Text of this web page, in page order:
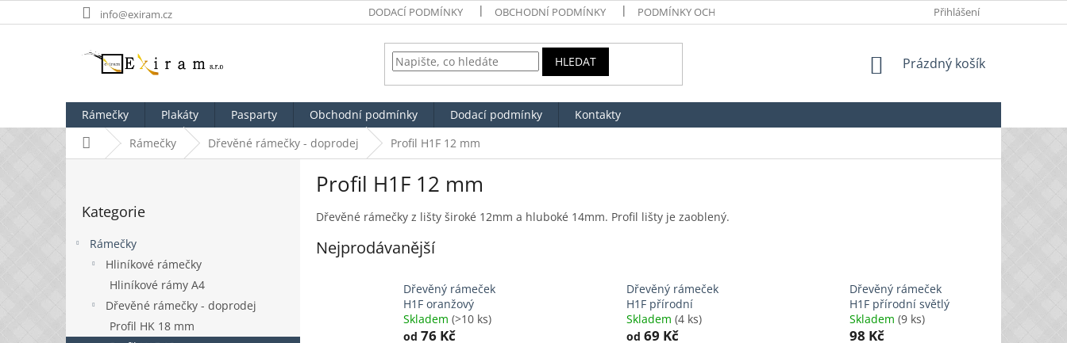
na
info@exiram.cz DODACÍ PODMÍNKY OBCHODNÍ PODMÍNKY PODMÍNKY OCHRANY OSOBNÍCH ÚDAJŮ Přihlášení
HLEDAT
NÁKUPNÍ
Prázdný košík
Rámečky Plakáty Pasparty Obchodní podmínky Dodací podmínky
Kontakty
Domů Rámečky Dřevěné rámečky - doprodej Profil H1F 12 mm
kategorie
Kategorie
Rámečky
Hliníkové rámečky
Hliníkové rámy A4
Dřevěné rámečky - doprodej
Profil HK 18 mm
Profil H1F 12 mm
Dřevěné rámečky z lišty široké 12mm a hluboké 14mm. Profil lišty je zaoblený.
Nejprodávanější
Dřevěný rámeček
H1F oranžový
Skladem (>10 ks)
od 76 Kč
Dřevěný rámeček
H1F přírodní
Skladem (4 ks)
od 69 Kč
Dřevěný rámeček
H1F přírodní světlý
Skladem (9 ks)
98 Kč